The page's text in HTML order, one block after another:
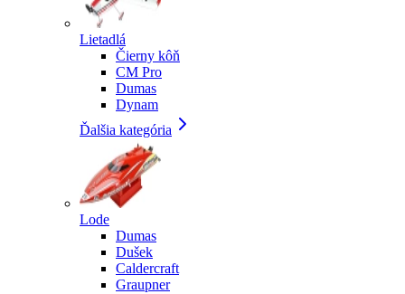
Lietadlá
Čierny kôň
CM Pro
Dumas
Dynam
Ďalšia kategória
Lode
Dumas
Dušek
Caldercraft
Graupner